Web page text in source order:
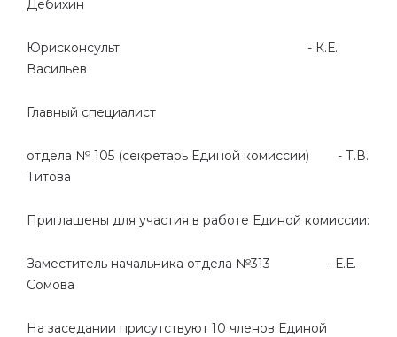
Дебихин
Юрисконсульт - К.Е.
Васильев
Главный специалист
отдела № 105 (секретарь Единой комиссии) - Т.В.
Титова
Приглашены для участия в работе Единой комиссии:
Заместитель начальника отдела №313 - Е.Е.
Сомова
На заседании присутствуют 10 членов Единой